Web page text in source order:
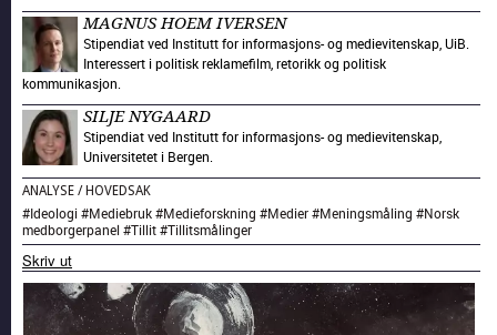
MAGNUS HOEM IVERSEN
Stipendiat ved Institutt for informasjons- og medievitenskap, UiB.
Interessert i politisk reklamefilm, retorikk og politisk
kommunikasjon.
SILJE NYGAARD
Stipendiat ved Institutt for informasjons- og medievitenskap,
Universitetet i Bergen.
ANALYSE /HOVEDSAK
#Ideologi #Mediebruk#Medieforskning #Medier#Meningsmåling #Norsk
medborgerpanel #Tillit#Tillitsmålinger
Skriv ut